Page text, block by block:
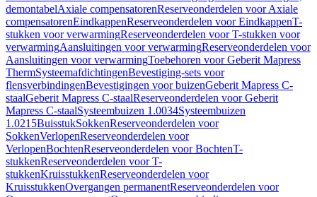
demontabelAxiale compensatorenReserveonderdelen voor Axiale
compensatorenEindkappenReserveonderdelen voor EindkappenT-
stukken voor verwarmingReserveonderdelen voor T-stukken voor
verwarmingAansluitingen voor verwarmingReserveonderdelen voor
Aansluitingen voor verwarmingToebehoren voor Geberit Mapress
ThermSysteemafdichtingenBevestiging-sets voor
flensverbindingenBevestigingen voor buizenGeberit Mapress C-
staalGeberit Mapress C-staalReserveonderdelen voor Geberit
Mapress C-staalSysteembuizen 1.0034Systeembuizen
1.0215BuisstukSokkenReserveonderdelen voor
SokkenVerlopenReserveonderdelen voor
VerlopenBochtenReserveonderdelen voor BochtenT-
stukkenReserveonderdelen voor T-
stukkenKruisstukkenReserveonderdelen voor
KruisstukkenOvergangen permanentReserveonderdelen voor